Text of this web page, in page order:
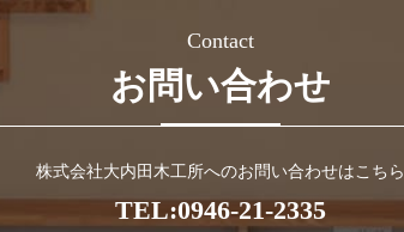
Contact
お問い合わせ
株式会社大内田木工所へのお問い合わせはこちら
TEL:0946-21-2335